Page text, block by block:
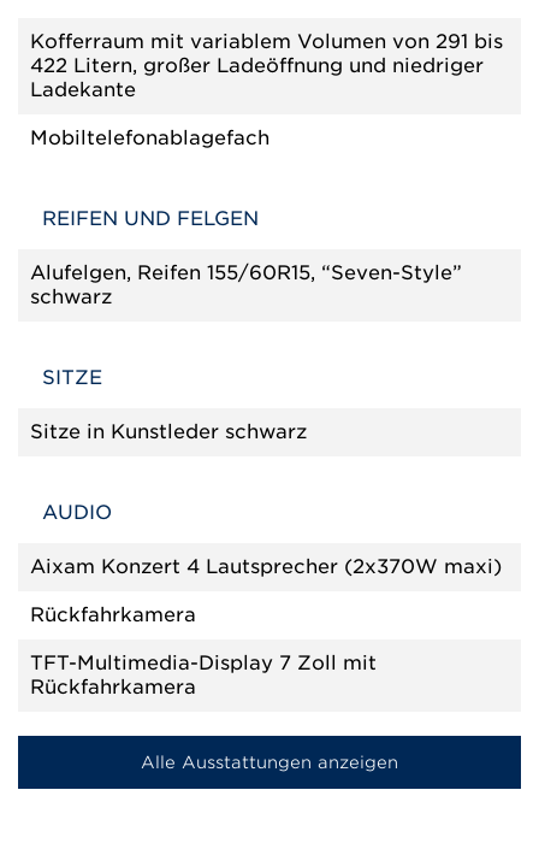
Kofferraum mit variablem Volumen von 291 bis
422 Litern, großer Ladeöffnung und niedriger
Ladekante
Mobiltelefonablagefach
REIFEN UND FELGEN
Alufelgen, Reifen 155/60R15, “Seven-Style”
schwarz
SITZE
Sitze in Kunstleder schwarz
AUDIO
Aixam Konzert 4 Lautsprecher (2x370W maxi)
Rückfahrkamera
TFT-Multimedia-Display 7 Zoll mit
Rückfahrkamera
Alle Ausstattungen anzeigen